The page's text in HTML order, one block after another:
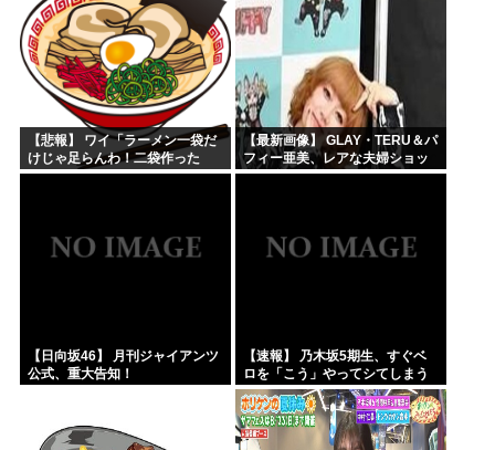
【悲報】 ワイ「ラーメン一袋だ
けじゃ足らんわ！二袋作った
ろ！」→結果ｗｗｗ
【最新画像】 GLAY・TERU＆パ
フィー亜美、レアな夫婦ショッ
トを公開してしまう！
【日向坂46】 月刊ジャイアンツ
公式、重大告知！
【速報】 乃木坂5期生、すぐベ
ロを「こう」やってシてしまう
ｗｗｗｗｗｗ